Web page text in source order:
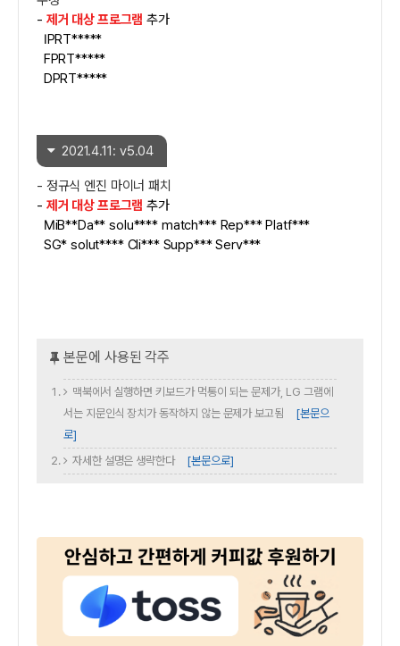
제거 대상 프로그램 추가
IPRT*****
FPRT*****
DPRT*****
2021.4.11: v5.04
- 정규식 엔진 마이너 패치
제거 대상 프로그램 추가
MiB**Da** solu**** match*** Rep*** Platf***
SG* solut**** Cli*** Supp*** Serv***
맥북에서 실행하면 키보드가 먹통이 되는 문제가, LG 그램에
서는 지문인식 장치가 동작하지 않는 문제가 보고됨
[본문으
로]
자세한 설명은 생략한다
[본문으로]